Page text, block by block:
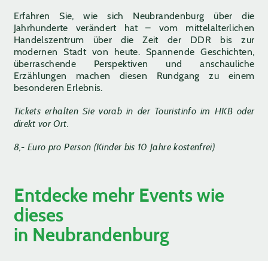
Erfahren Sie, wie sich Neubrandenburg über die
Jahrhunderte verändert hat – vom mittelalterlichen
Handelszentrum über die Zeit der DDR bis zur
modernen Stadt von heute. Spannende Geschichten,
überraschende Perspektiven und anschauliche
Erzählungen machen diesen Rundgang zu einem
besonderen Erlebnis.
Tickets erhalten Sie vorab in der Touristinfo im HKB oder
direkt vor Ort.
8,- Euro pro Person (Kinder bis 10 Jahre kostenfrei)
Entdecke mehr Events wie
dieses
in Neubrandenburg